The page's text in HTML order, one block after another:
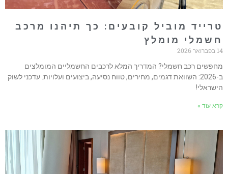
מוביל קובעים: כך תיהנו מרכב
מומלץ
רכב חשמלי? המדריך המלא לרכבים החשמליים המומלצים
ב-2026: השוואת דגמים, מחירים, טווח נסיעה, ביצועים ועלויות. עדכני לשוק
עוד »